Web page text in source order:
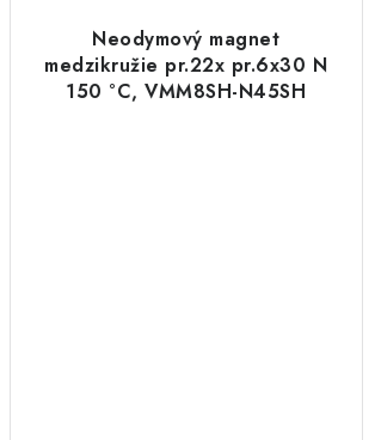
Neodymový magnet
medzikružie pr.22x pr.6x30 N
150 °C, VMM8SH-N45SH